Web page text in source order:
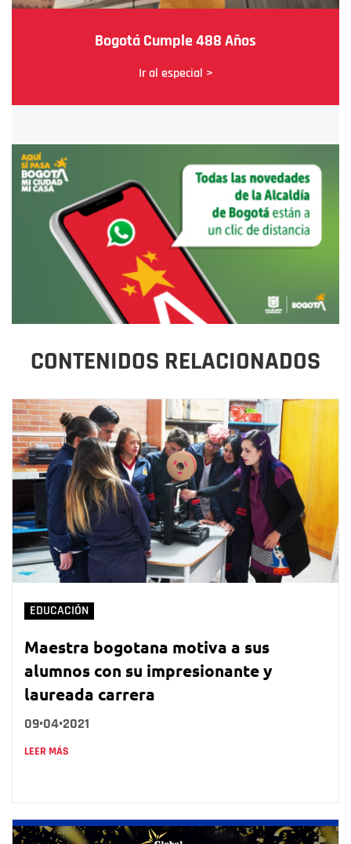
Bogotá Cumple 488 Años
Ir al especial >
CONTENIDOS RELACIONADOS
EDUCACIÓN
Maestra bogotana motiva a sus
alumnos con su impresionante y
laureada carrera
09•04•2021
LEER MÁS